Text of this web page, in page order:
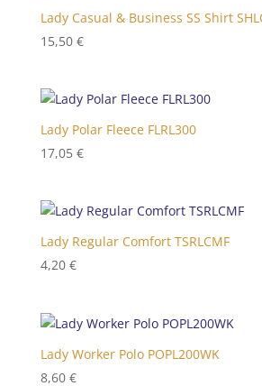
Lady Casual & Business SS Shirt
15,50 €
Lady Polar Fleece FLRL300
17,05 €
Lady Regular Comfort TSRLCMF
4,20 €
Lady Worker Polo POPL200WK
8,60 €